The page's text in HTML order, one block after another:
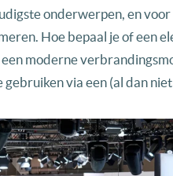
onderwerpen, en
Hoe bepaal je of een
moderne
gebruiken via een (al dan